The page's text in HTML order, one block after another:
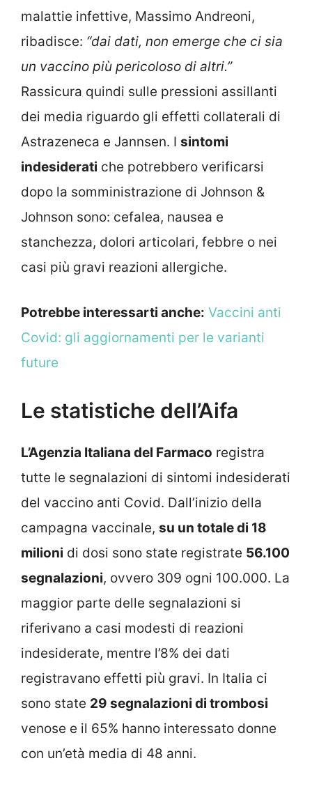
malattie infettive, Massimo Andreoni,
ribadisce: “dai dati, non emerge che ci sia
un vaccino più pericoloso di altri.”
Rassicura quindi sulle pressioni assillanti
dei media riguardo gli effetti collaterali di
Astrazeneca e Jannsen. I sintomi
indesiderati che potrebbero verificarsi
dopo la somministrazione di Johnson &
Johnson sono: cefalea, nausea e
stanchezza, dolori articolari, febbre o nei
casi più gravi reazioni allergiche.
Potrebbe interessarti anche: Vaccini anti
Covid: gli aggiornamenti per le varianti
future
Le statistiche dell’Aifa
L’Agenzia Italiana del Farmaco registra
tutte le segnalazioni di sintomi indesiderati
del vaccino anti Covid. Dall’inizio della
campagna vaccinale, su un totale di 18
milioni di dosi sono state registrate 56.100
segnalazioni, ovvero 309 ogni 100.000. La
maggior parte delle segnalazioni si
riferivano a casi modesti di reazioni
indesiderate, mentre l’8% dei dati
registravano effetti più gravi. In Italia ci
sono state 29 segnalazioni di trombosi
venose e il 65% hanno interessato donne
con un’età media di 48 anni.